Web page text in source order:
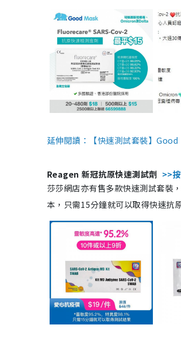
延伸閱讀：【快速測試套裝】
Reagen 新冠抗原快速測試劑 >>
莎莎網店亦有售多款快速測試套裝
本，只需15分鐘就可以取得快速抗